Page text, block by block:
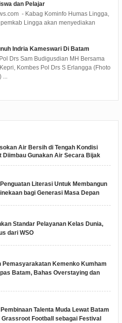
dan Pelajar
- Kabag Kominfo Humas Lingga,
Lingga akan menyediakan
Indria Kameswari Di Batam
Drs Sam Budigusdian MH Bersama
Kombes Pol Drs S Erlangga (Fhoto
...
Air Bersih di Tengah Kondisi
Diimbau Gunakan Air Secara Bijak
Literasi Untuk Membangun
bagi Generasi Masa Depan
Standar Pelayanan Kelas Dunia,
dari WSO
Pemasyarakatan Kemenko Kumham
Batam, Bahas Overstaying dan
Talenta Muda Lewat Batam
Football sebagai Festival